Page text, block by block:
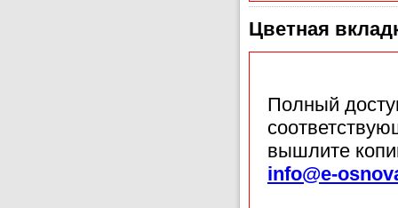
Цветная
Полный
вышлите
info@e-